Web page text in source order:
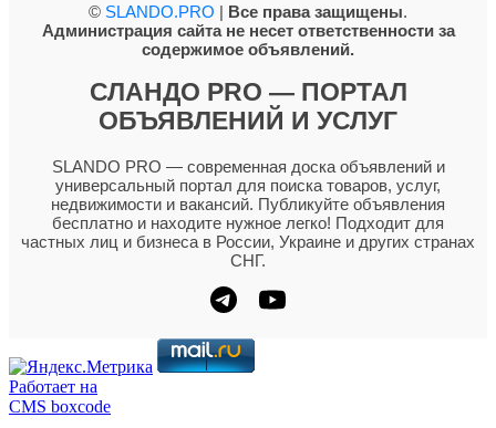
© SLANDO.PRO | Все права защищены.
Администрация сайта не несет ответственности за
содержимое объявлений.
СЛАНДО PRO — ПОРТАЛ
ОБЪЯВЛЕНИЙ И УСЛУГ
SLANDO PRO — современная доска объявлений и
универсальный портал для поиска товаров, услуг,
недвижимости и вакансий. Публикуйте объявления
бесплатно и находите нужное легко! Подходит для
частных лиц и бизнеса в России, Украине и других странах
СНГ.
Работает на
CMS boxcode